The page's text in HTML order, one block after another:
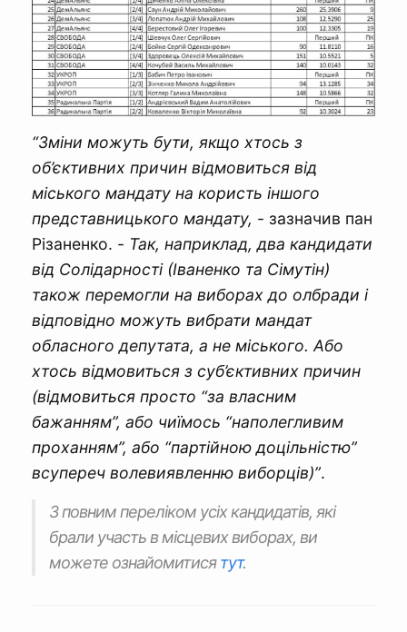
“Зміни можуть бути, якщо хтось з
об’єктивних причин відмовиться від
міського мандату на користь іншого
представницького мандату, - зазначив пан
Різаненко. - Так, наприклад, два кандидати
від Солідарності (Іваненко та Сімутін)
також перемогли на виборах до олбради і
відповідно можуть вибрати мандат
обласного депутата, а не міського. Або
хтось відмовиться з суб’єктивних причин
(відмовиться просто “за власним
бажанням”, або чиїмось “наполегливим
проханням”, або “партійною доцільністю”
всупереч волевиявленню виборців)”.
З повним переліком усіх кандидатів, які
брали участь в місцевих виборах, ви
можете ознайомитисятут.